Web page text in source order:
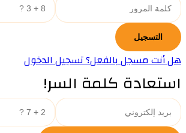
هل أنت مسجل بالفعل؟ تسجيل الدخول
استعادة كلمة السر!